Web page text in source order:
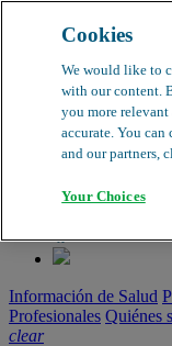
clear
Dirección
Objeción de
Buscador de
Información de Salud
Profesionales Quiénes
clear
Cookies
We would like to
with our content.
you more
accurate. You
and our partners,
Your Choices